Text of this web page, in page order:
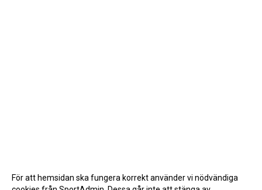
För att hemsidan ska fungera korrekt använder vi nödvändiga